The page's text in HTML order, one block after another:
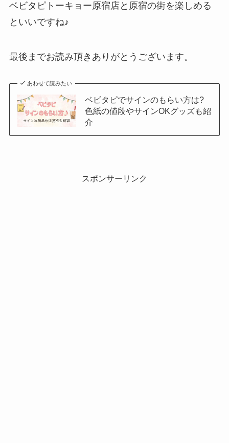
ベビタピトーキョー原宿店と原宿の街を楽しめる
といいですね♪
最後までお読み頂きありがとうございます。
あわせて読みたい
ベビタピでサインのもらい方は?
色紙の値段やサインOKグッズも紹
介
スポンサーリンク